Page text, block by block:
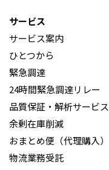
サービス
サービス案内
ひとつから
緊急調達
24時間緊急調達リレー
品質保証・解析サービス
余剰在庫削減
おまとめ便（代理購入）
物流業務受託